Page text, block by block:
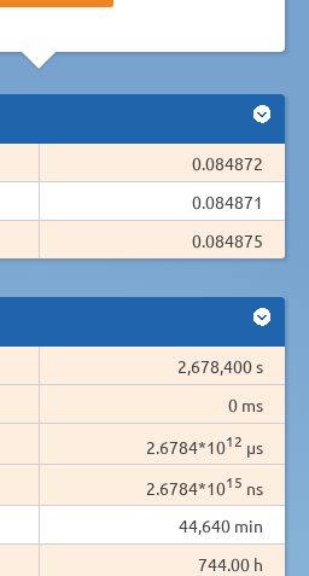
0.084872
0.084871
0.084875
2,678,400 s
0 ms
2.6784*1012 µs
2.6784*1015 ns
44,640 min
744.00 h